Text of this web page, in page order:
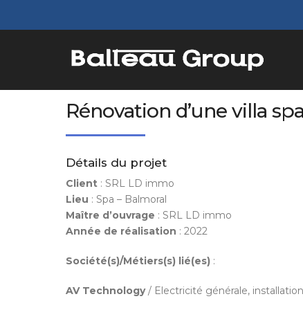
Rénovation d’une villa
Détails du projet
Client: SRL LD immo
Lieu : Spa – Balmoral
Maître d’ouvrage : SRL LD immo
Année de réalisation : 2022
Société(s)/Métiers(s) lié(es):
AV Technology/ Electricité générale,